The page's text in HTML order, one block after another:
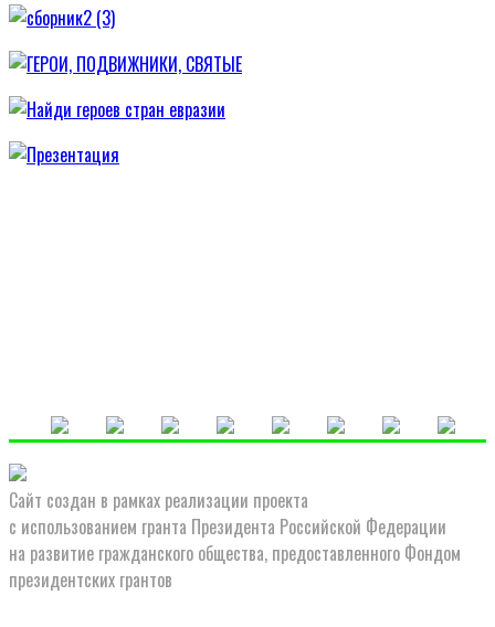
Сайт создан в рамках реализации проекта
с использованием гранта Президента Российской Федерации
на развитие гражданского общества, предоставленного Фондом
президентских грантов